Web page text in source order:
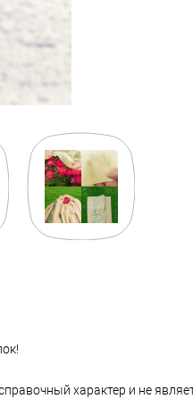
характер и не